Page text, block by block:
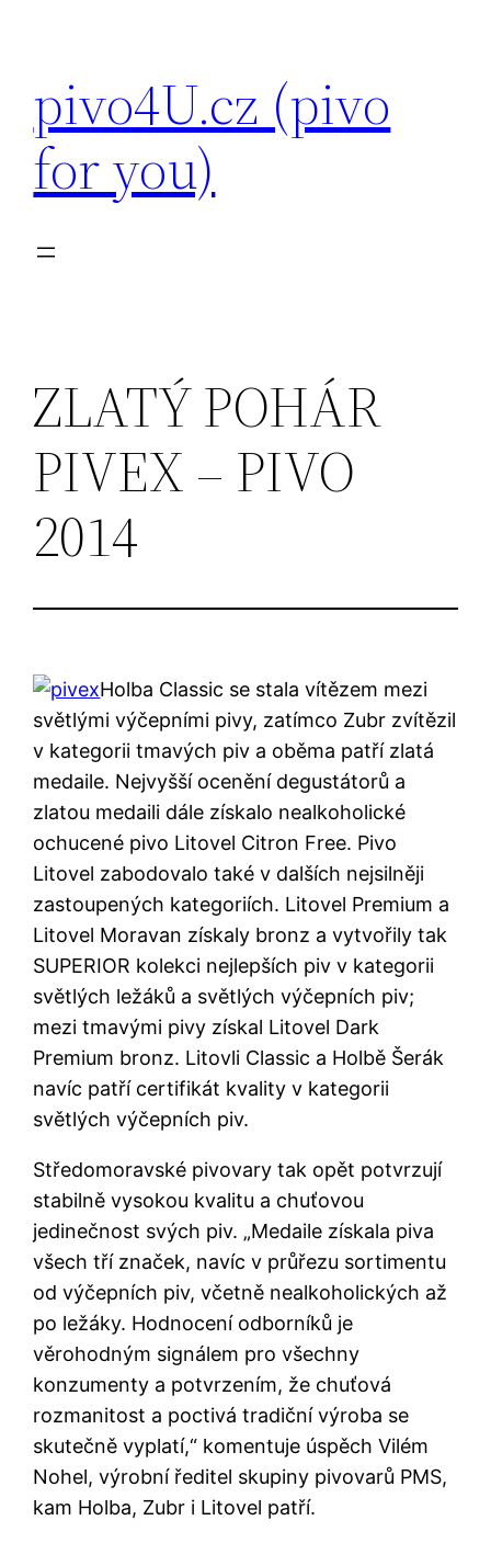
pivo4U.cz (pivo
for you)
ZLATÝ POHÁR
PIVEX – PIVO
2014
Holba Classic se stala vítězem mezi
světlými výčepními pivy, zatímco Zubr zvítězil
v kategorii tmavých piv a oběma patří zlatá
medaile. Nejvyšší ocenění degustátorů a
zlatou medaili dále získalo nealkoholické
ochucené pivo Litovel Citron Free. Pivo
Litovel zabodovalo také v dalších nejsilněji
zastoupených kategoriích. Litovel Premium a
Litovel Moravan získaly bronz a vytvořily tak
SUPERIOR kolekci nejlepších piv v kategorii
světlých ležáků a světlých výčepních piv;
mezi tmavými pivy získal Litovel Dark
Premium bronz. Litovli Classic a Holbě Šerák
navíc patří certifikát kvality v kategorii
světlých výčepních piv.
Středomoravské pivovary tak opět potvrzují
stabilně vysokou kvalitu a chuťovou
jedinečnost svých piv. „Medaile získala piva
všech tří značek, navíc v průřezu sortimentu
od výčepních piv, včetně nealkoholických až
po ležáky. Hodnocení odborníků je
věrohodným signálem pro všechny
konzumenty a potvrzením, že chuťová
rozmanitost a poctivá tradiční výroba se
skutečně vyplatí,“ komentuje úspěch Vilém
Nohel, výrobní ředitel skupiny pivovarů PMS,
kam Holba, Zubr i Litovel patří.